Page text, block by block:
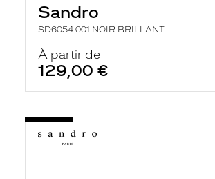
Sandro
SD6054 001 NOIR BRILLANT
À partir de
129,00 €